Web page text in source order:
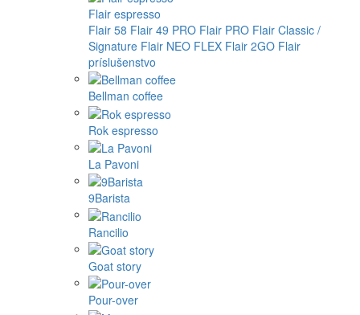
Flair espresso
Flair 58 Flair 49 PRO Flair PRO Flair Classic /
Signature Flair NEO FLEX Flair 2GO Flair
príslušenstvo
Bellman coffee
Rok espresso
La Pavoni
9Barista
Rancilio
Goat story
Pour-over